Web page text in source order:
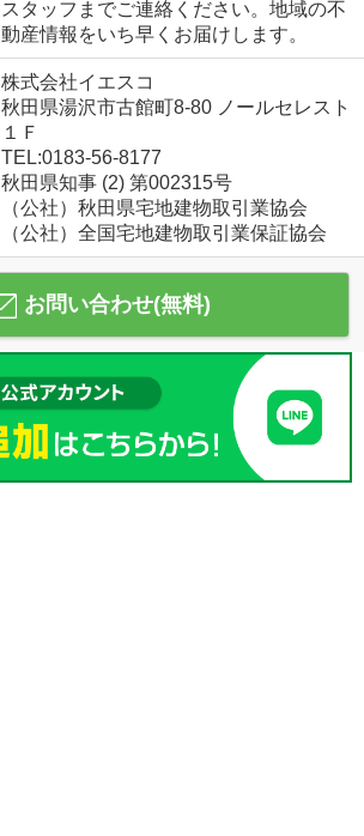
スタッフまでご連絡ください。地域の不
動産情報をいち早くお届けします。
株式会社イエスコ
秋田県湯沢市古館町8-80 ノールセレスト
１Ｆ
TEL:0183-56-8177
秋田県知事 (2) 第002315号
（公社）秋田県宅地建物取引業協会
（公社）全国宅地建物取引業保証協会
お問い合わせ(無料)